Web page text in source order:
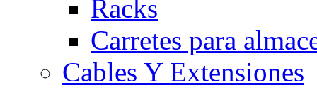
Racks
Carretes para
Cables Y Extensiones